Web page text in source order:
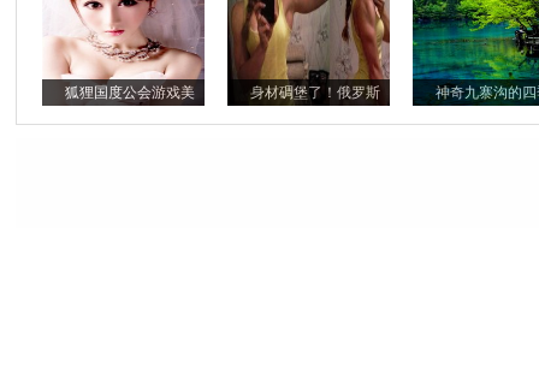
狐狸国度公会游戏美 身材碉堡了！俄罗斯 神奇九寨沟的